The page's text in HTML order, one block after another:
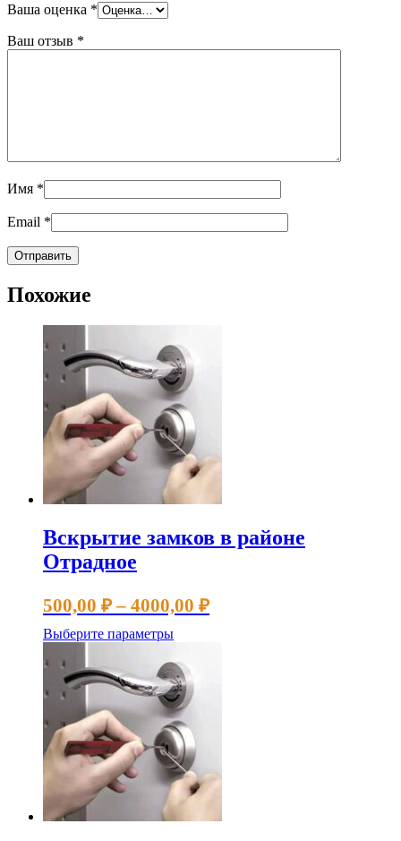
Ваша оценка *
Ваш отзыв *
Имя *
Email *
Похожие
Вскрытие замков в районе
Отрадное
500,00 ₽ – 4000,00 ₽Диапазон
Выберите параметрыЭтот
имеет
несколько
вариаций.
Опции
можно
выбрать
на
странице
товара.